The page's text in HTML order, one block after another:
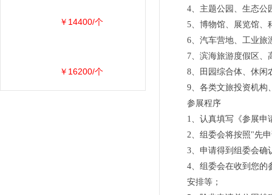
4、主题公园、生态公
5、博物馆、展览馆、
6、汽车营地、工业旅
7、滨海旅游度假区、
8、田园综合体、休闲
9、各类文旅投资机构
参展程序
1、认真填写《参展申
2、组委会将按照"先
3、申请得到组委会确
4、组委会在收到您的
安排等；
￥14400/个
￥16200/个